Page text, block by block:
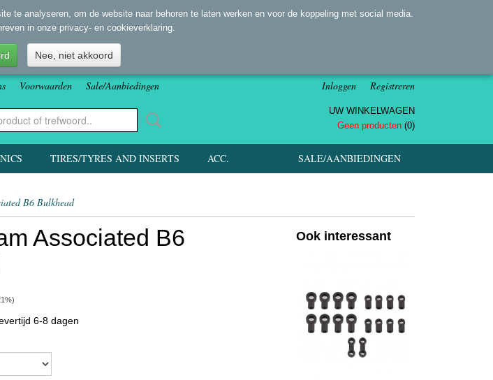
Voorwaarden Sale/Aanbiedingen Inloggen Registreren
UW WINKELWAGEN
Geen producten (0)
SALE/AANBIEDINGEN
TIRES/TYRES AND INSERTS ACC.
B6 Bulkhead
Associated B6
6-8 dagen
Ook interessant
te analyseren, om de website naar behoren te laten werken en voor de koppeling met social media.
in onze privacy- en cookieverklaring.
Nee, niet akkoord